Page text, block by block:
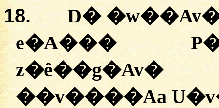
18.
D�
e�A���
��v����Aa